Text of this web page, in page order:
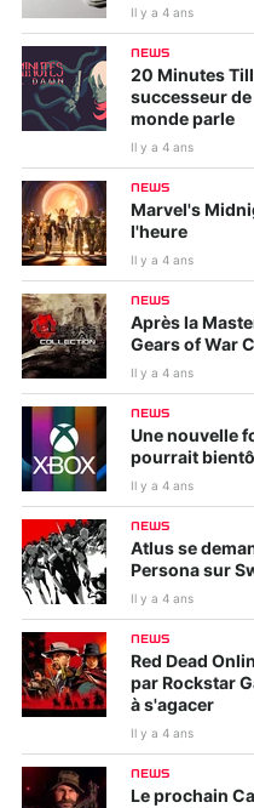
Il y a 4 ans
NEWS
20 Minutes
successeur
monde parle
Il y a 4 ans
NEWS
Marvel's
l'heure
Il y a 4 ans
NEWS
Après la
Gears of War
Il y a 4 ans
NEWS
Une nouvelle
pourrait
Il y a 4 ans
NEWS
Atlus se
Persona sur
Il y a 4 ans
NEWS
Red Dead
par Rockstar
à s'agacer
Il y a 4 ans
NEWS
Le prochain